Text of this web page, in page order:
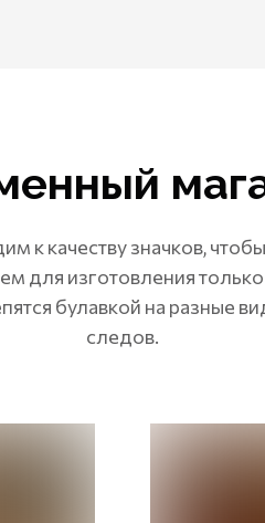
к качеству значков,
для изготовления
булавкой на разные
следов.